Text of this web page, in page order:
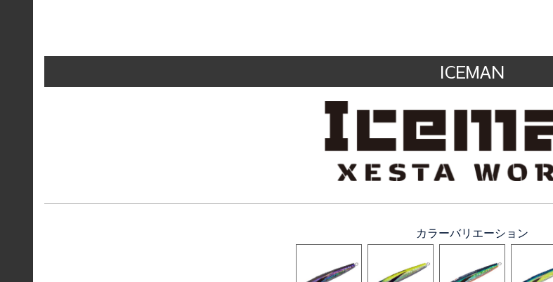
ICEMAN
カラーバリエーション